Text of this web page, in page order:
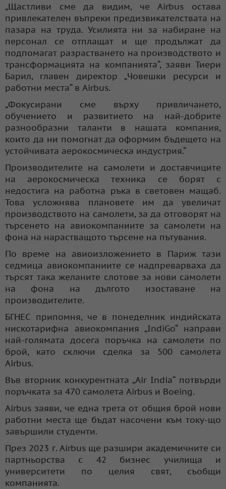
„Щастливи сме да видим, че Airbus остава
привлекателен въпреки предизвикателствата на
пазара на труда. Усилията ни за набиране на
персонал се отплащат и ще продължат да
подпомагат разрастването на производството и
трансформацията на компанията“, заяви Тиери
Барил, главен директор „Човешки ресурси и
работни места“ в Airbus.
„Фокусирани сме върху привличането,
обучението и развитието на най-добрите
разнообразни таланти в нашата компания,
които да ни помогнат да оформим бъдещето на
устойчивата аерокосмическа индустрия.“
Производителите на самолети и доставчиците
на аерокосмическа техника се борят с
недостига на работна ръка в световен мащаб.
Това усложнява плановете им да увеличат
производството на самолети, за да отговорят на
търсенето на авиокомпаниите за самолети на
фона на нарастващото търсене на пътувания.
По време на авиоизложението в Париж тази
седмица авиокомпаниите се надпреварваха да
търсят така желаните слотове за нови самолети
на фона на дългото изоставане на
производителите.
БГНЕС припомня, че в понеделник индийската
нискотарифна авиокомпания „IndiGo“ направи
най-голямата досега поръчка на самолети по
брой, като сключи сделка за 500 самолета
Airbus.
Във вторник конкурентната „Air India“ потвърди
поръчката за 470 самолета Airbus и Boeing.
Airbus заяви, че една трета от общия брой нови
работни места ще бъдат насочени към току-що
завършили студенти.
През 2023 г. Airbus ще разшири академичните си
партньорства с 42 бизнес училища и
университети по целия свят, съобщи
компанията.